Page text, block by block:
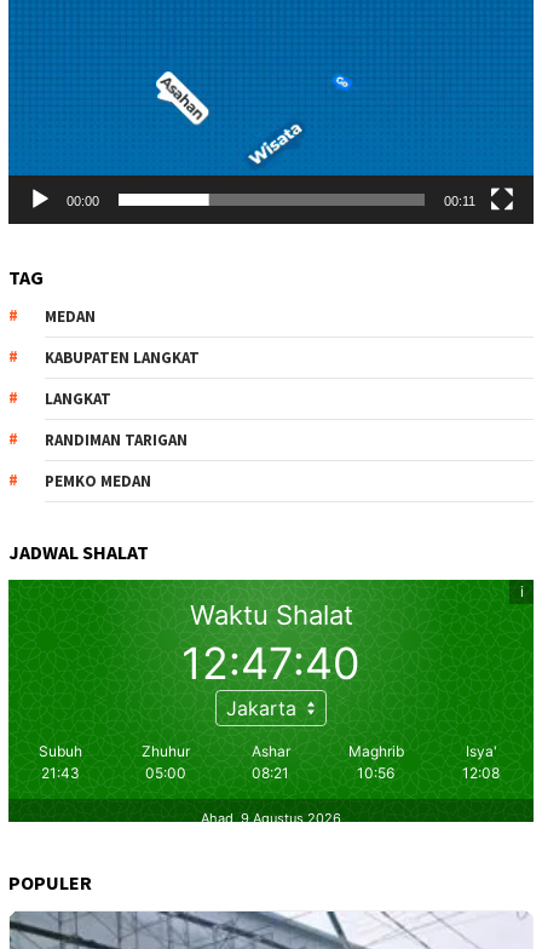
00:00 00:11
TAG
MEDAN
KABUPATEN LANGKAT
LANGKAT
RANDIMAN TARIGAN
PEMKO MEDAN
JADWAL SHALAT
POPULER